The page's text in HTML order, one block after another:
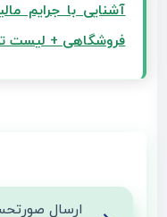
آشنایی با جرایم
فروشگاهی + لیست
ارسال